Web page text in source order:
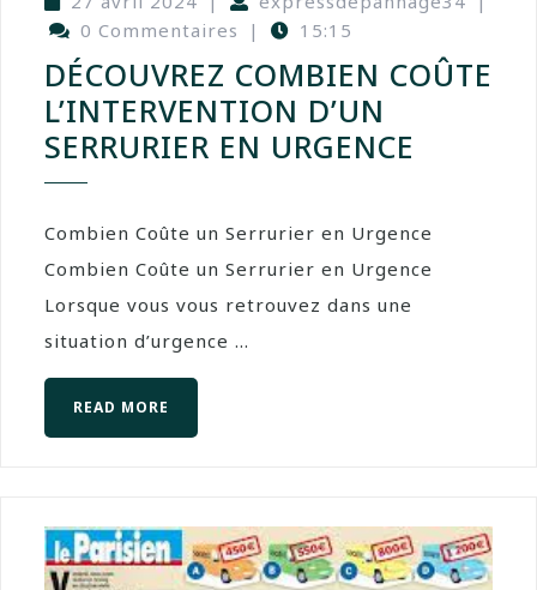
0 Commentaires
| 15:15
DÉCOUVREZ COMBIEN COÛTE
L’INTERVENTION D’UN
SERRURIER EN URGENCE
Combien Coûte un Serrurier en Urgence
Combien Coûte un Serrurier en Urgence
Lorsque vous vous retrouvez dans une
situation d’urgence ...
READ MORE